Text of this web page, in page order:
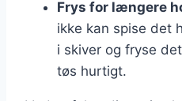
Frys for længere
ikke kan spise det
i skiver og fryse
tøs hurtigt.